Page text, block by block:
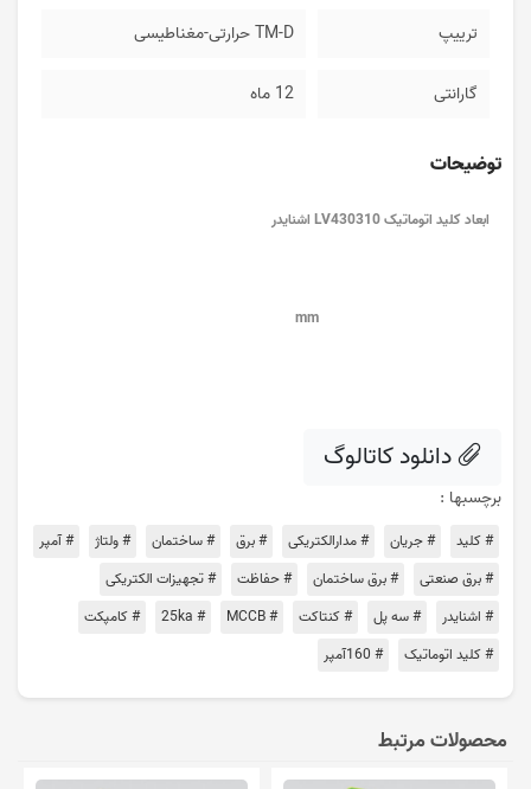
ترییپ TM-D حرارتی-مغناطیسی
گارانتی 12 ماه
توضیحات
ابعاد کلید اتوماتیک LV430310 اشنایدر
دانلود کاتالوگ
برچسبها :
# کلید # جریان # مدارالکتریکی # برق # ساختمان # ولتاژ
# آمپر
# برق صنعتی
# برق ساختمان # حفاظت
# تجهیزات الکتریکی
# اشنایدر
# سه پل # کنتاکت # MCCB
# 25ka
# کامپکت
# کلید اتوماتیک
# 160آمپر
محصولات مرتبط